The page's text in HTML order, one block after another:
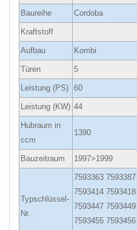
Baureihe Cordoba
Kraftstoff
Aufbau Kombi
Türen 5
Leistung (PS) 60
Leistung (KW) 44
Hubraum in
ccm
1390
Bauzeitraum 1997>1999
Typschlüssel-
Nr.
7593363
7593414
7593447
7593455